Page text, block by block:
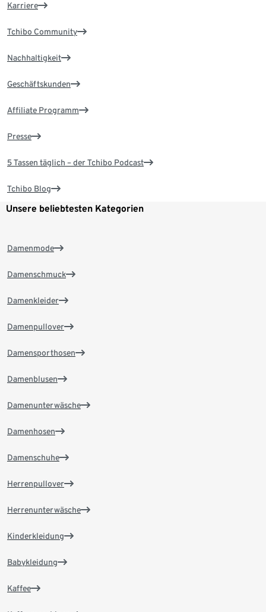
Karriere
Tchibo Community
Nachhaltigkeit
Geschäftskunden
Affiliate Programm
Presse
5 Tassen täglich – der Tchibo Podcast
Tchibo Blog
Unsere beliebtesten Kategorien
Damenmode
Damenschmuck
Damenkleider
Damenpullover
Damensporthosen
Damenblusen
Damenunterwäsche
Damenhosen
Damenschuhe
Herrenpullover
Herrenunterwäsche
Kinderkleidung
Babykleidung
Kaffee